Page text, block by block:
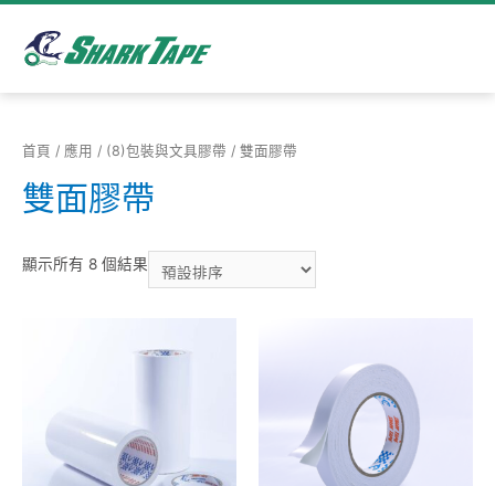
首頁 / 應用 / (8)包裝與⽂具膠帶 / 雙⾯膠帶
雙⾯膠帶
顯示所有 8 個結果